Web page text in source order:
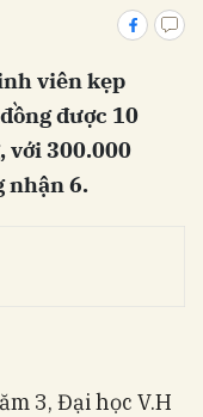
viên kẹp
được 10
với 300.000
nhận 6.
3, Đại học V.H
Hủy